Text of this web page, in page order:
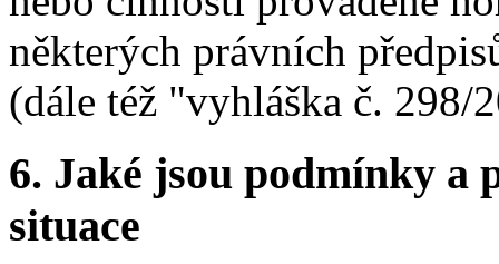
některých právních
(dále též "vyhláška č. 298/
6. Jaké jsou podmínky a
situace